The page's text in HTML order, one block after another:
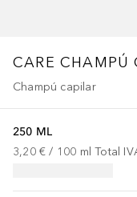
CARE CHAMPÚ
Champú capilar
250 ML
3,20 € / 100 ml Total